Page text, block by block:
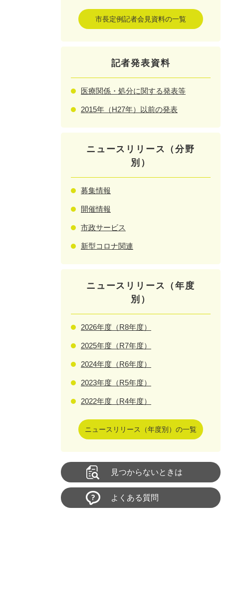
市長定例記者会見資料の一覧
記者発表資料
医療関係・処分に関する発表等
2015年（H27年）以前の発表
ニュースリリース（分野
別）
募集情報
開催情報
市政サービス
新型コロナ関連
ニュースリリース（年度
別）
2026年度（R8年度）
2025年度（R7年度）
2024年度（R6年度）
2023年度（R5年度）
2022年度（R4年度）
ニュースリリース（年度別）の一覧
見つからないときは
よくある質問